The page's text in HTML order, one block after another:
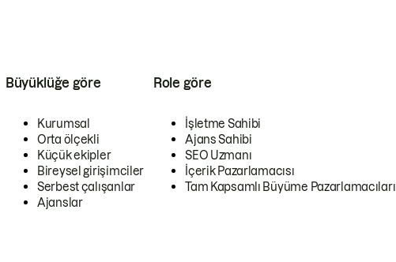
Büyüklüğe göre
Kurumsal
Orta ölçekli
Küçük ekipler
Bireysel girişimciler
Serbest çalışanlar
Ajanslar
Role göre
İşletme Sahibi
Ajans Sahibi
SEO Uzmanı
İçerik Pazarlamacısı
Tam Kapsamlı Büyüme Pazarlamacıları